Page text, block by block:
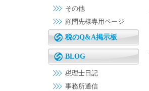
その他
顧問先様専用ページ
税のQ&A掲示板
BLOG
税理士日記
事務所通信